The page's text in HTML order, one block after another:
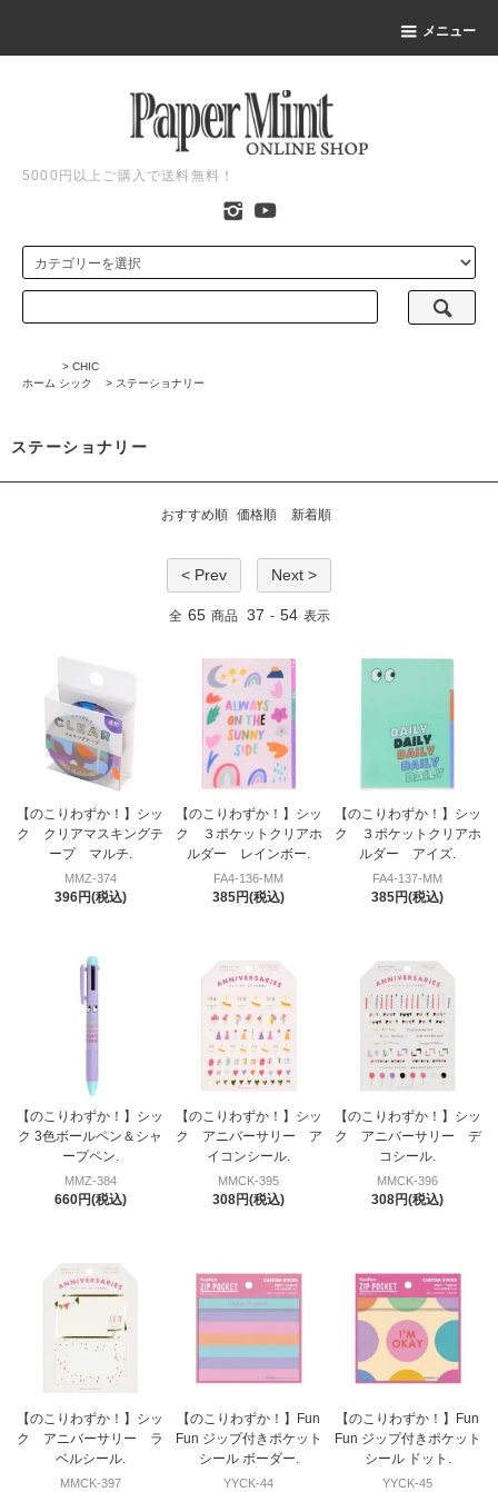
メニュー
5000円以上ご購入で送料無料！
ホーム
> CHIC
シック
> ステーショナリー
ステーショナリー
おすすめ順 価格順 新着順
< Prev Next >
全 65 商品 37 - 54 表示
【のこりわずか！】シッ
ク クリアマスキングテ
ープ マルチ.
MMZ-374
396円(税込)
【のこりわずか！】シッ
ク ３ポケットクリアホ
ルダー レインボー.
FA4-136-MM
385円(税込)
【のこりわずか！】シッ
ク ３ポケットクリアホ
ルダー アイズ.
FA4-137-MM
385円(税込)
【のこりわずか！】シッ
ク 3色ボールペン＆シャ
ープペン.
MMZ-384
660円(税込)
【のこりわずか！】シッ
ク アニバーサリー ア
イコンシール.
MMCK-395
308円(税込)
【のこりわずか！】シッ
ク アニバーサリー デ
コシール.
MMCK-396
308円(税込)
【のこりわずか！】シッ
ク アニバーサリー ラ
ベルシール.
MMCK-397
【のこりわずか！】Fun
Fun ジップ付きポケット
シール ボーダー.
YYCK-44
【のこりわずか！】Fun
Fun ジップ付きポケット
シール ドット.
YYCK-45